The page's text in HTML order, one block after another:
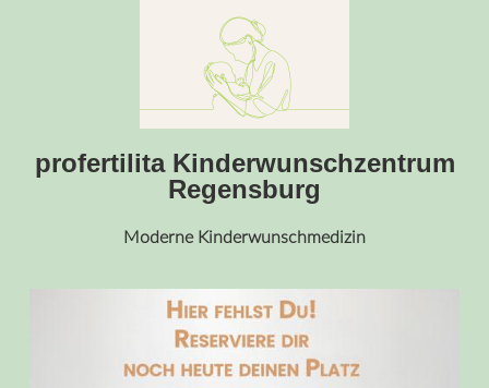
profertilita Kinderwunschzentrum
Regensburg
Moderne Kinderwunschmedizin